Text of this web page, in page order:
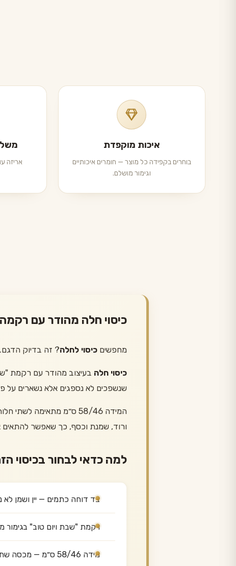
איכות מוקפדת
בוחרים בקפידה כל מוצר — חומרים איכותיים
וגימור מושלם.
אריזה
כיסוי חלה מהודר עם
מחפשיםכיסוי לחלה? זה בדיוק הדגם.
כיסוי חלה
שנשפכים לא נספגים אלא נשארים על
המידה 58/46 ס״מ מתאימה
ורוד, שמנת וכסף, כך שאפשר להתאים
למה כדאי לבחור בכיסוי
בד דוחה כתמים — יין ושמן לא
רקמת "שבת ויום טוב" בגימור
מידה 58/46 ס״מ — מכסה שתי חלות גדולות